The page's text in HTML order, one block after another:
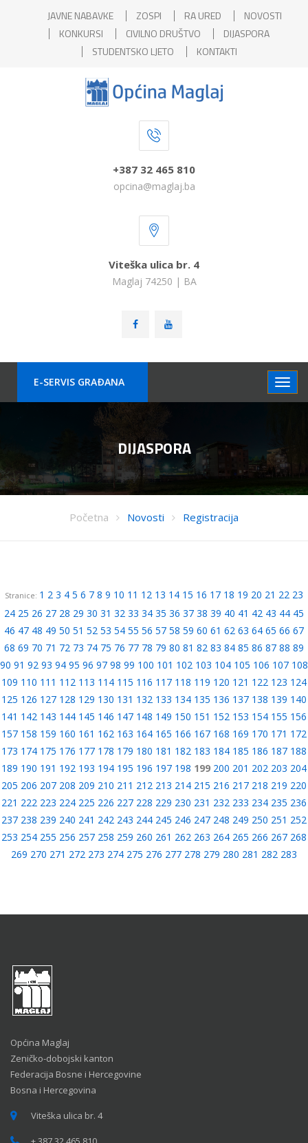
JAVNE NABAVKE ZOSPI RA URED
NOVOSTI
KONKURSI
CIVILNO DRUŠTVO
DIJASPORA
STUDENTSKO LJETO
KONTAKTI
+387 32 465 810
opcina@maglaj.ba
Viteška ulica br. 4
Maglaj 74250 | BA
E-SERVIS GRAÐANA
DIJASPORA
Početna Novosti Registracija
Stranice: 1 2 3 4 5 6 7 8 9 10 11 12 13 14 15 16 17 18 19 20 21 22 23
24 25 26 27 28 29 30 31 32 33 34 35 36 37 38 39 40 41 42 43 44 45
46 47 48 49 50 51 52 53 54 55 56 57 58 59 60 61 62 63 64 65 66 67
68 69 70 71 72 73 74 75 76 77 78 79 80 81 82 83 84 85 86 87 88 89
90 91 92 93 94 95 96 97 98 99 100 101 102 103 104 105 106 107 108
109 110 111 112 113 114 115 116 117 118 119 120 121 122 123 124
125 126 127 128 129 130 131 132 133 134 135 136 137 138 139 140
141 142 143 144 145 146 147 148 149 150 151 152 153 154 155 156
157 158 159 160 161 162 163 164 165 166 167 168 169 170 171 172
173 174 175 176 177 178 179 180 181 182 183 184 185 186 187 188
189 190 191 192 193 194 195 196 197 198 199 200 201 202 203 204
205 206 207 208 209 210 211 212 213 214 215 216 217 218 219 220
221 222 223 224 225 226 227 228 229 230 231 232 233 234 235 236
237 238 239 240 241 242 243 244 245 246 247 248 249 250 251 252
253 254 255 256 257 258 259 260 261 262 263 264 265 266 267 268
269 270 271 272 273 274 275 276 277 278 279 280 281 282 283
Općina Maglaj
Zeničko-dobojski kanton
Federacija Bosne i Hercegovine
Bosna i Hercegovina
Viteška ulica br. 4